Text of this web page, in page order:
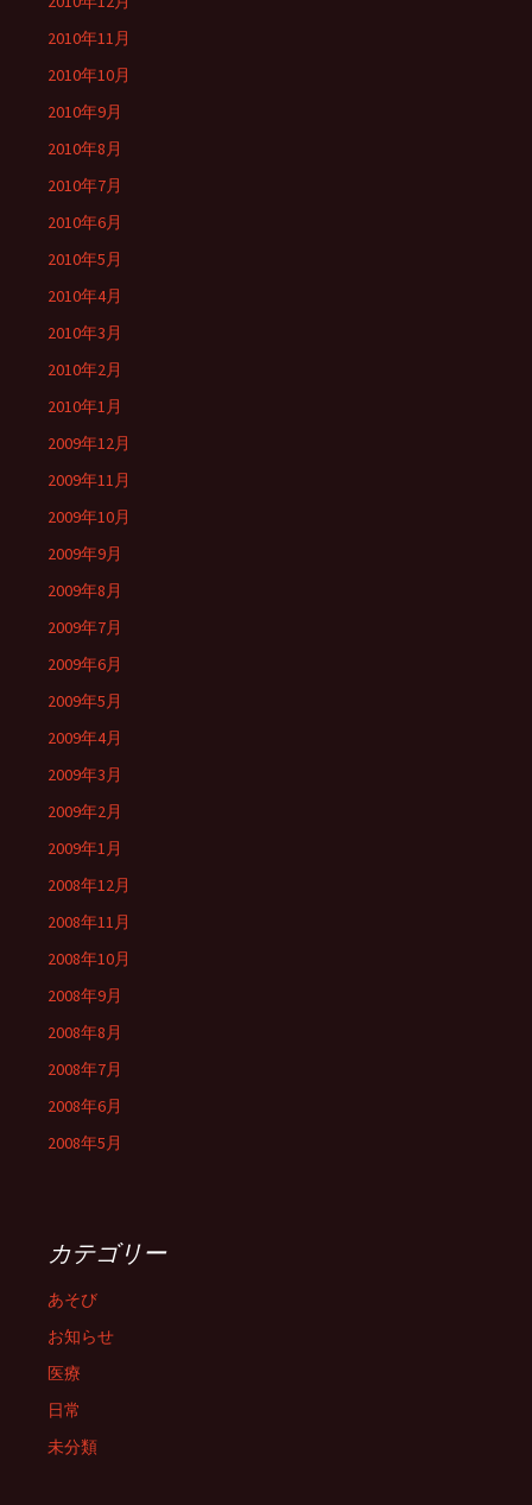
2010年11月
2010年10月
2010年9月
2010年8月
2010年7月
2010年6月
2010年5月
2010年4月
2010年3月
2010年2月
2010年1月
2009年12月
2009年11月
2009年10月
2009年9月
2009年8月
2009年7月
2009年6月
2009年5月
2009年4月
2009年3月
2009年2月
2009年1月
2008年12月
2008年11月
2008年10月
2008年9月
2008年8月
2008年7月
2008年6月
2008年5月
カテゴリー
あそび
お知らせ
医療
日常
未分類